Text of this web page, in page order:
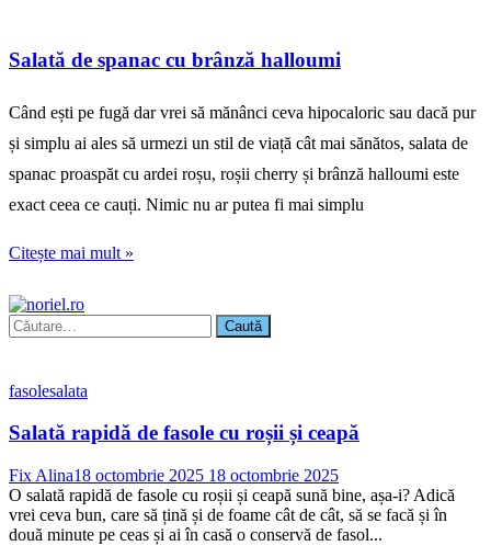
Salată de spanac cu brânză halloumi
Când ești pe fugă dar vrei să mănânci ceva hipocaloric sau dacă pur
și simplu ai ales să urmezi un stil de viață cât mai sănătos, salata de
spanac proaspăt cu ardei roșu, roșii cherry și brânză halloumi este
exact ceea ce cauți. Nimic nu ar putea fi mai simplu
Citește mai mult »
Caută
după:
fasolesalata
Salată rapidă de fasole cu roșii și ceapă
Fix Alina18 octombrie 2025 18 octombrie 2025
O salată rapidă de fasole cu roșii și ceapă sună bine, așa-i? Adică
vrei ceva bun, care să țină și de foame cât de cât, să se facă și în
două minute pe ceas și ai în casă o conservă de fasol...